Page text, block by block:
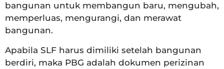
bangunan untuk membangun baru, mengubah,
memperluas, mengurangi, dan merawat
bangunan.
Apabila SLF harus dimiliki setelah bangunan
berdiri, maka PBG adalah dokumen perizinan